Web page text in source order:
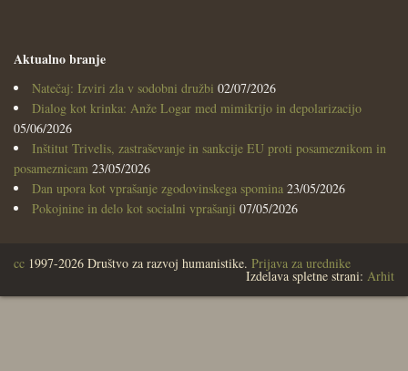
Aktualno branje
Natečaj: Izviri zla v sodobni družbi 02/07/2026
Dialog kot krinka: Anže Logar med mimikrijo in depolarizacijo
05/06/2026
Inštitut Trivelis, zastraševanje in sankcije EU proti posameznikom in
posameznicam 23/05/2026
Dan upora kot vprašanje zgodovinskega spomina 23/05/2026
Pokojnine in delo kot socialni vprašanji 07/05/2026
cc 1997-2026 Društvo za razvoj humanistike. Prijava za urednike
Izdelava spletne strani: Arhit